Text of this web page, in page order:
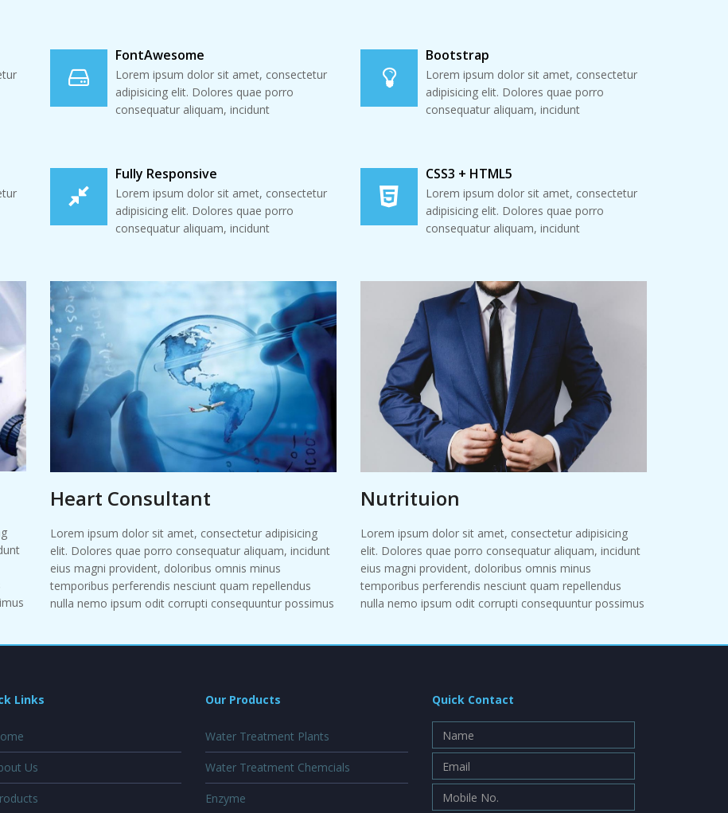
FontAwesome
Lorem ipsum dolor sit amet, consectetur
adipisicing elit. Dolores quae porro
consequatur aliquam, incidunt
Bootstrap
Lorem ipsum dolor sit amet, consectetur
adipisicing elit. Dolores quae porro
consequatur aliquam, incidunt
Fully Responsive
Lorem ipsum dolor sit amet, consectetur
adipisicing elit. Dolores quae porro
consequatur aliquam, incidunt
CSS3 + HTML5
Lorem ipsum dolor sit amet, consectetur
adipisicing elit. Dolores quae porro
consequatur aliquam, incidunt
Heart Consultant
Lorem ipsum dolor sit amet, consectetur adipisicing
elit. Dolores quae porro consequatur aliquam, incidunt
eius magni provident, doloribus omnis minus
temporibus perferendis nesciunt quam repellendus
nulla nemo ipsum odit corrupti consequuntur possimus
Nutrituion
Lorem ipsum dolor sit amet, consectetur adipisicing
elit. Dolores quae porro consequatur aliquam, incidunt
eius magni provident, doloribus omnis minus
temporibus perferendis nesciunt quam repellendus
nulla nemo ipsum odit corrupti consequuntur possimus
Links
Us
Our Products
Water Treatment Plants
Water Treatment Chemcials
Enzyme
Quick Contact